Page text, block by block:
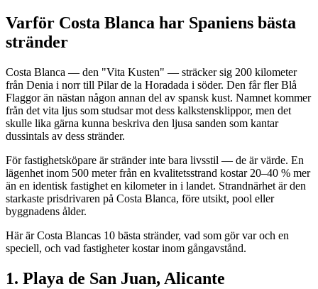
Varför Costa Blanca har Spaniens bästa
stränder
Costa Blanca — den "Vita Kusten" — sträcker sig 200 kilometer
från Denia i norr till Pilar de la Horadada i söder. Den får fler Blå
Flaggor än nästan någon annan del av spansk kust. Namnet kommer
från det vita ljus som studsar mot dess kalkstensklippor, men det
skulle lika gärna kunna beskriva den ljusa sanden som kantar
dussintals av dess stränder.
För fastighetsköpare är stränder inte bara livsstil — de är värde. En
lägenhet inom 500 meter från en kvalitetsstrand kostar 20–40 % mer
än en identisk fastighet en kilometer in i landet. Strandnärhet är den
starkaste prisdrivaren på Costa Blanca, före utsikt, pool eller
byggnadens ålder.
Här är Costa Blancas 10 bästa stränder, vad som gör var och en
speciell, och vad fastigheter kostar inom gångavstånd.
1. Playa de San Juan, Alicante